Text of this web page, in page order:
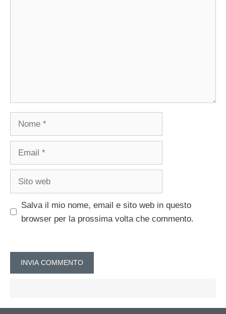
Nome
Email
Sito
Salva il mio nome, email e sito web in questo
browser per la prossima volta che commento.